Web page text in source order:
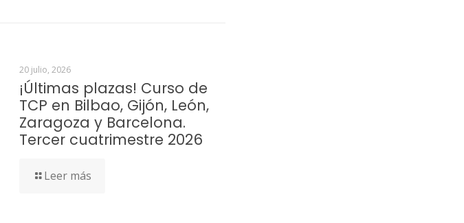
20 julio, 2026
¡Últimas plazas! Curso de
TCP en Bilbao, Gijón, León,
Zaragoza y Barcelona.
Tercer cuatrimestre 2026
Leer más